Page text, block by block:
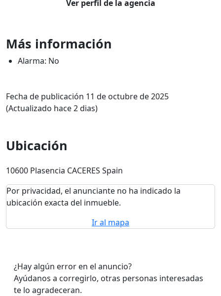
Ver perfil de la agencia
Más información
Alarma: No
Fecha de publicación 11 de octubre de 2025
(Actualizado hace 2 dias)
Ubicación
10600 Plasencia CACERES Spain
Por privacidad, el anunciante no ha indicado la
ubicación exacta del inmueble.
Ir al mapa
¿Hay algún error en el anuncio?
Ayúdanos a corregirlo, otras personas interesadas
te lo agradeceran.